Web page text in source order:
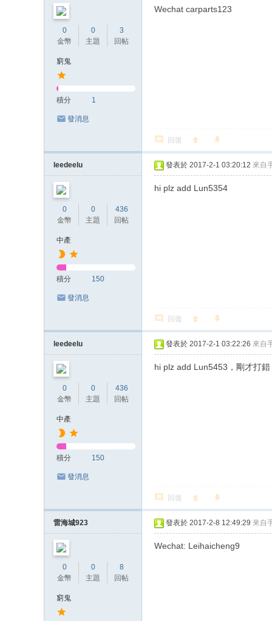
0
金幣
0
主題
3
回帖
窮鬼
積分 1
發消息
Wechat carparts123
回復
leedeelu
0
金幣
0
主題
436
回帖
中產
積分 150
發消息
發表於 2017-2-1 03:20:12 來自
hi plz add Lun5354
回復
leedeelu
0
金幣
0
主題
436
回帖
中產
積分 150
發消息
發表於 2017-2-1 03:22:26 來自
hi plz add Lun5453，剛才打錯
回復
雷海城923
0
金幣
0
主題
8
回帖
窮鬼
發表於 2017-2-8 12:49:29 來自
Wechat: Leihaicheng9